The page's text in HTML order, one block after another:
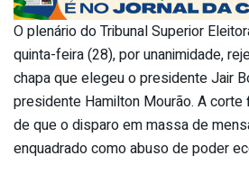
O plenário do Tribunal Superior
quinta-feira (28), por unanimidade,
chapa que elegeu o presidente Jair
presidente Hamilton Mourão. A
de que o disparo em massa de
enquadrado como abuso de poder